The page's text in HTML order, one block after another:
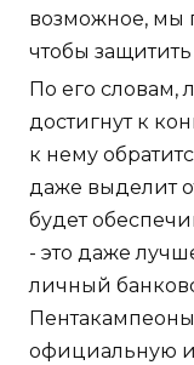
возможное, мы
чтобы
По его словам,
достигнут к
к нему
даже выделит
будет
- это даже
личный
официальную